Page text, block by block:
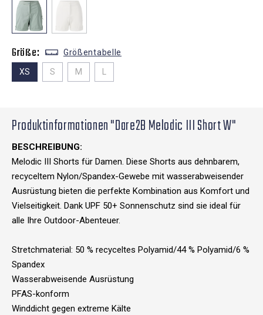
Größe: Größentabelle
XS S M L
Produktinformationen "Dare2B Melodic III Short W"
BESCHREIBUNG:
Melodic III Shorts für Damen. Diese Shorts aus dehnbarem,
recyceltem Nylon/Spandex-Gewebe mit wasserabweisender
Ausrüstung bieten die perfekte Kombination aus Komfort und
Vielseitigkeit. Dank UPF 50+ Sonnenschutz sind sie ideal für
alle Ihre Outdoor-Abenteuer.
Stretchmaterial: 50 % recyceltes Polyamid/44 % Polyamid/6 %
Spandex
Wasserabweisende Ausrüstung
PFAS-konform
Winddicht gegen extreme Kälte